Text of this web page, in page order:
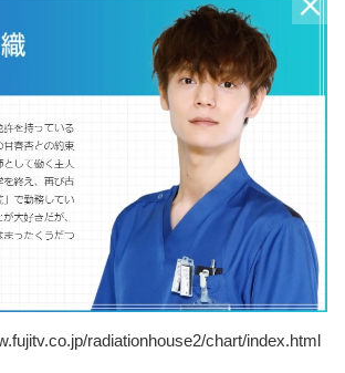
radiationhouse2/chart/index.html